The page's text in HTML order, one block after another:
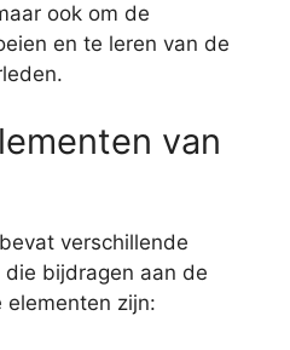
ook om de
en te leren van de
van
verschillende
bijdragen aan de
elementen zijn: